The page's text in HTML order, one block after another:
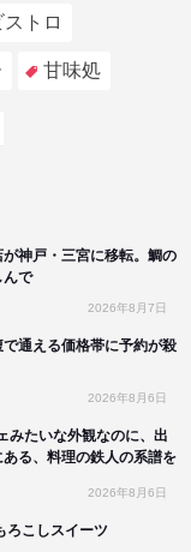
ストロ
甘味処
神戸・三宮に移転。鯛の
んで
2026年8月7日
通える価格帯に予約が殺
2026年8月6日
みたいな外観なのに、出
る、料理の鉄人の系譜を
2026年8月6日
ろこしスイーツ